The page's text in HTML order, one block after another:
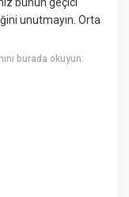
bunun geçici
unutmayın. Orta
burada okuyun: